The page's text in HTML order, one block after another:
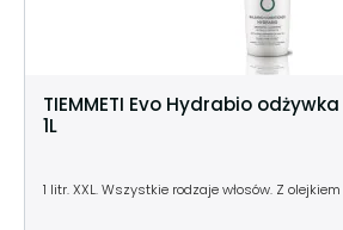
TIEMMETI Evo Hydrabio
1L
1 litr. XXL. Wszystkie rodzaje włosów. Z